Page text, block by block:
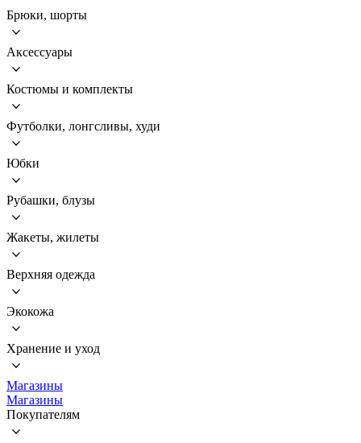
Брюки, шорты
Аксессуары
Костюмы и комплекты
Футболки, лонгсливы, худи
Юбки
Рубашки, блузы
Жакеты, жилеты
Верхняя одежда
Экокожа
Хранение и уход
Магазины
Магазины
Покупателям